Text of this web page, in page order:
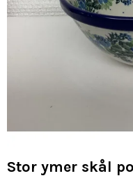
Stor ymer skål